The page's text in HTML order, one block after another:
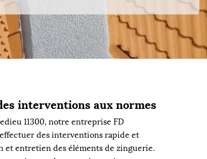
interventions aux normes
11300, notre entreprise FD
des interventions rapide et
et entretien des éléments de zinguerie.